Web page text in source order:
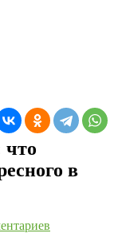
что
в